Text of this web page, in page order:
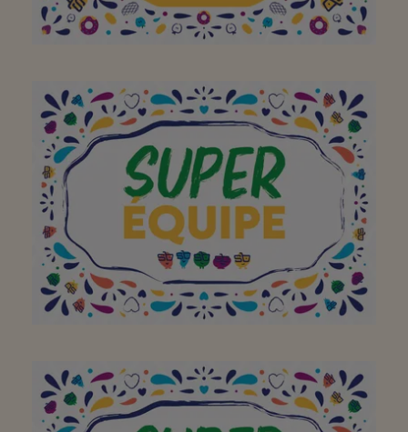
A mon supermarché de
quartier préféré pour
proposer chaque jour
une large gamme de
spécialités (locales) !
Merci!